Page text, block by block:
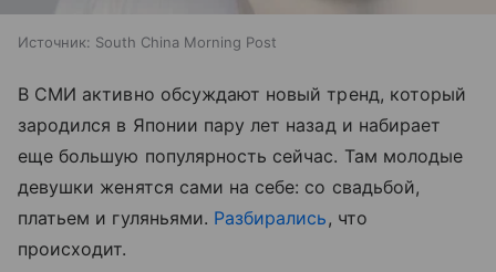
Источник: South China Morning Post
В СМИ активно обсуждают новый тренд, который
зародился в Японии пару лет назад и набирает
еще большую популярность сейчас. Там молодые
девушки женятся сами на себе: со свадьбой,
платьем и гуляньями. Разбирались, что
происходит.